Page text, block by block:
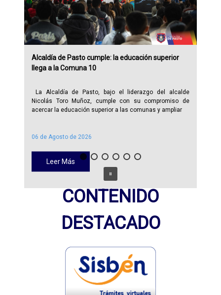
06 de Agosto de 2026
Leer Más
Alcaldía de Pasto cumple: la educación superior
llega a la Comuna 10
La Alcaldía de Pasto, bajo el liderazgo del alcalde
Nicolás Toro Muñoz, cumple con su compromiso de
acercar la educación superior a las comunas y ampliar
CONTENIDO
DESTACADO